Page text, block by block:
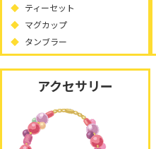
ティーセット
マグカップ
タンブラー
アクセサリー